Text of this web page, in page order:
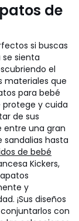
de
si buscas
sienta
el
materiales que
para bebé
protege y cuida
de sus
entre una gran
sandalias hasta
de bebé
Kickers,
y
¡Sus diseños
con